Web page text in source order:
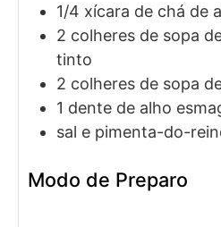
1/4 xícara de chá de
2 colheres de sopa
tinto
2 colheres de sopa
1 dente de alho
sal e pimenta-do-
Modo de Preparo